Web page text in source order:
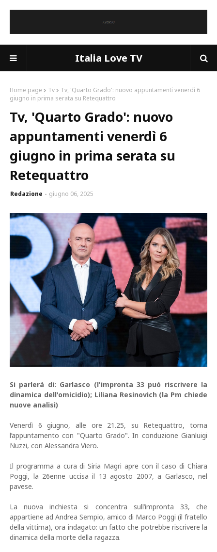
Italia Love TV
Home page Tv
Tv, 'Quarto Grado': nuovo appuntamenti venerdì 6
giugno in prima serata su Retequattro
Tv, 'Quarto Grado': nuovo
appuntamenti venerdì 6
giugno in prima serata su
Retequattro
Redazione giugno 06, 2025
Si parlerà di: Garlasco (l'impronta 33 può riscrivere la
dinamica dell'omicidio); Liliana Resinovich (la Pm chiede
nuove analisi)
Venerdì 6 giugno, alle ore 21.25, su Retequattro, torna
l’appuntamento con "Quarto Grado". In conduzione Gianluigi
Nuzzi, con Alessandra Viero.
Il programma a cura di Siria Magri apre con il caso di Chiara
Poggi, la 26enne uccisa il 13 agosto 2007, a Garlasco, nel
pavese.
La nuova inchiesta si concentra sull’impronta 33, che
appartiene ad Andrea Sempio, amico di Marco Poggi (il fratello
della vittima), ora indagato: un fatto che potrebbe riscrivere la
dinamica della morte della ragazza.